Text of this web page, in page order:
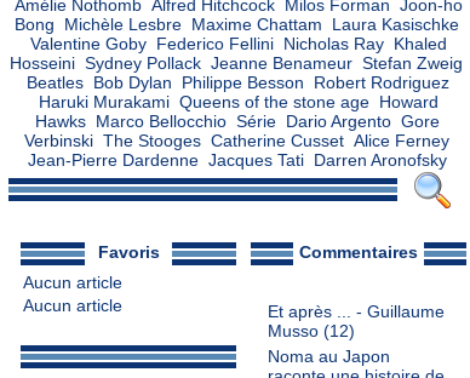
Amélie Nothomb Alfred Hitchcock Milos Forman Joon-ho
Bong
Michèle Lesbre Maxime Chattam
Laura Kasischke
Valentine Goby
Federico Fellini Nicholas Ray
Khaled
Hosseini Sydney Pollack Jeanne Benameur Stefan Zweig
Beatles
Bob Dylan Philippe Besson
Robert Rodriguez
Haruki Murakami Queens of the stone age
Howard
Hawks
Marco Bellocchio Série Dario Argento Gore
Verbinski The Stooges Catherine Cusset Alice Ferney
Jean-Pierre Dardenne Jacques Tati Darren Aronofsky
Commentaires
Et après ... - Guillaume
Musso(12)
Noma au Japon
Favoris
Aucun article
Aucun article